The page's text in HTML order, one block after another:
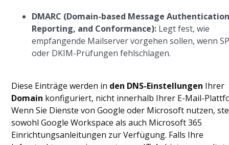
DMARC (Domain-based Message
Reporting, and Conformance): Legt fest, wie
empfangende Mailserver vorgehen sollen, wenn
oder DKIM-Prüfungen fehlschlagen.
Diese Einträge werden in den DNS-Einstellungen Ihrer
Domain konfiguriert, nicht innerhalb Ihrer E-Mail-
Wenn Sie Dienste von Google oder Microsoft nutzen,
sowohl Google Workspace als auch Microsoft 365
Einrichtungsanleitungen zur Verfügung. Falls Ihre